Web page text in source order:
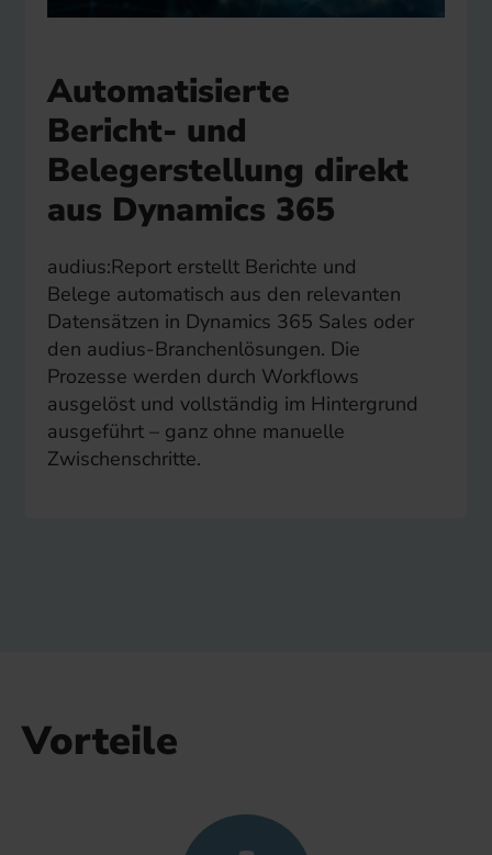
Automatisierte
Bericht- und
Belegerstellung direkt
aus Dynamics 365
audius:Report erstellt Berichte und
Belege automatisch aus den relevanten
Datensätzen in Dynamics 365 Sales oder
den audius-Branchenlösungen. Die
Prozesse werden durch Workflows
ausgelöst und vollständig im Hintergrund
ausgeführt – ganz ohne manuelle
Zwischenschritte.
Vorteile